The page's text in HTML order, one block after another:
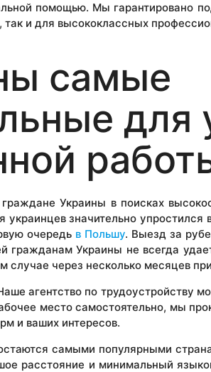
помощью. Мы гарантировано
и для высококлассных
самые
для
Украины в поисках
значительно упростился
очередь в Польшу. Выезд за
гражданам Украины не всегда
случае через несколько месяцев
агентство по трудоустройству
место самостоятельно, мы
и ваших интересов.
самыми популярными
расстояние и минимальный